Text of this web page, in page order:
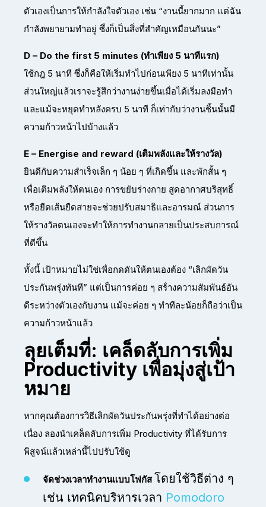
ตัวเองเป็นการให้กำลังใจตัวเอง เช่น “งานนี้ยากมาก แต่ฉัน
กำลังพยายามทำอยู่ ซึ่งก็เป็นสิ่งที่สำคัญเหมือนกันนะ”
D – Do the first 5 minutes (ทำเพียง 5 นาทีแรก)
ใช้กฎ 5 นาที ซึ่งก็คือให้เริ่มทำไปก่อนเพียง 5 นาทีเท่านั้น
ส่วนใหญ่แล้วเราจะรู้สึกว่างานง่ายขึ้นเมื่อได้เริ่มลงมือทำ
และแม้จะหยุดทำหลังครบ 5 นาที ก็เท่ากับว่างานชิ้นนั้นมี
ความก้าวหน้าไปบ้างแล้ว
E – Energise and reward (เติมพลังและให้รางวัล)
ยินดีกับความสำเร็จเล็ก ๆ น้อย ๆ ที่เกิดขึ้น และพักสั้น ๆ
เพื่อเติมพลังให้ตนเอง การขยับร่างกาย สูดอากาศบริสุทธิ์
หรือยืดเส้นยืดสายจะช่วยปรับสมาธิและอารมณ์ ส่วนการ
ให้รางวัลตนเองจะทำให้การทำงานกลายเป็นประสบการณ์
ที่ดีขึ้น
ทั้งนี้ เป้าหมายไม่ใช่เพื่อกดดันให้ตนเองต้อง “เลิกผัดวัน
ประกันพรุ่งทันที” แต่เป็นการค่อย ๆ สร้่างความสัมพันธ์อัน
ดีระหว่างตัวเองกับงาน แม้จะค่อย ๆ ทำทีละน้อยก็ถือว่าเป็น
ความก้าวหน้าแล้ว
ลุยเต็มที่: เคล็ดลับการเพิ่ม
Productivity เพื่อมุ่งสู่เป้า
หมาย
หากคุณต้องการวิธีเลิกผัดวันประกันพรุ่งที่ทำได้อย่างต่อ
เนื่อง ลองนำเคล็ดลับการเพิ่ม Productivity ที่ได้รับการ
พิสูจน์แล้วเหล่านี้ไปปรับใช้ดู
จัดช่วงเวลาทำงานแบบโฟกัส โดยใช้วิธีต่าง ๆ
เช่น เทคนิคบริหารเวลา Pomodoro